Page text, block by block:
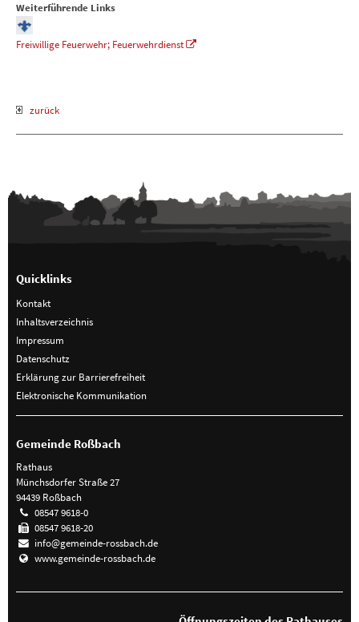
Weiterführende Links
Freiwillige Feuerwehr; Feuerwehrdienst
zurück
Quicklinks
Kontakt
Inhaltsverzeichnis
Impressum
Datenschutz
Erklärung zur Barrierefreiheit
Elektronische Kommunikation
Gemeinde Roßbach
Rathaus
Münchsdorfer Straße 27
94439 Roßbach
08547 9618-0
08547 9618-20
info@gemeinde-rossbach.de
www.gemeinde-rossbach.de